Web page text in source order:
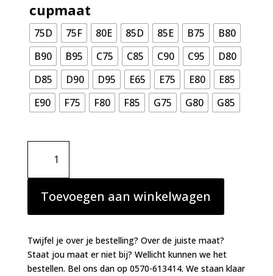
cupmaat
75D 75F 80E 85D 85E B75
B80
B90
B95 C75 C85 C90 C95
D80
D85
D90 D95 E65 E75 E80
E85
E90
F75 F80 F85 G75 G80 G85
Primadonna
Twist
Twist
side
balconnet
Powder
aantal
Toevoegen aan winkelwagen
Twijfel je over je bestelling? Over de juiste maat?
Staat jou maat er niet bij? Wellicht kunnen we het
bestellen. Bel ons dan op 0570-613414. We staan klaar